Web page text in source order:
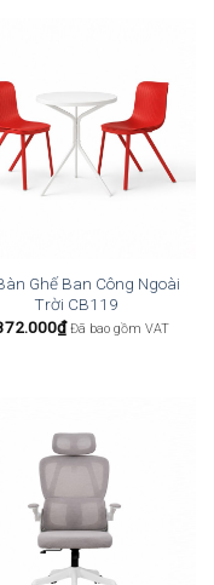
Ghế Ban Công Ngoài
Trời CB119
₫ Đã bao gồm VAT